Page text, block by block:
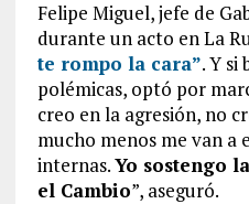
Felipe Miguel, jefe de
durante un acto en La
te rompo la cara”. Y si
polémicas, optó por
creo en la agresión, no
mucho menos me van a
internas.Yo sostengo
el Cambio”, aseguró.